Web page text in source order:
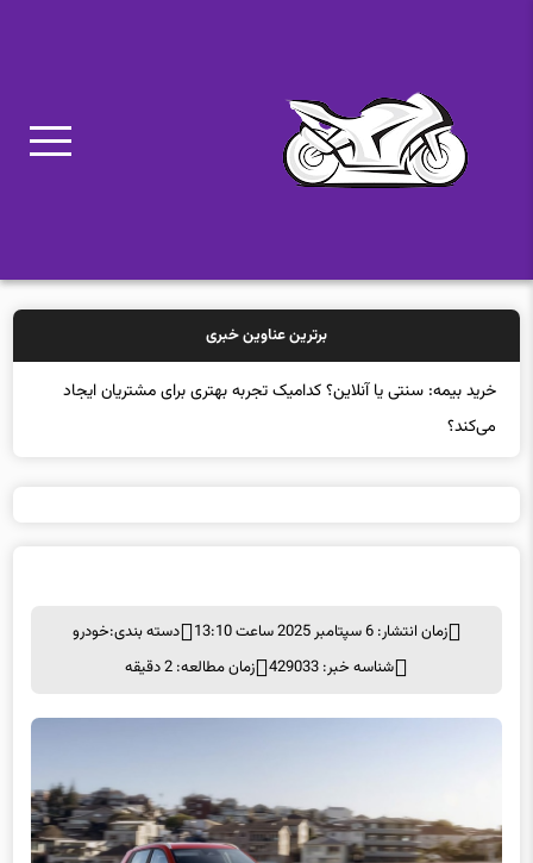
برترین عناوین خبری
خرید بیمه: سنتی یا آنلاین؟ کدامیک تجربه بهتری برای مشتریان ایجاد
می‌کند؟
زمان انتشار: 6 سپتامبر 2025 ساعت 13:10 دسته بندی:خودرو
شناسه خبر: 429033
زمان مطالعه: 2 دقیقه